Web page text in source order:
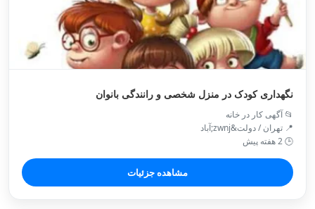
نگهداری کودک در منزل شخصی و رانندگی بانوان
📂 آگهی کار در خانه
📍 تهران / دولت&zwnj;آباد
🕒 2 هفته پیش
مشاهده جزئیات